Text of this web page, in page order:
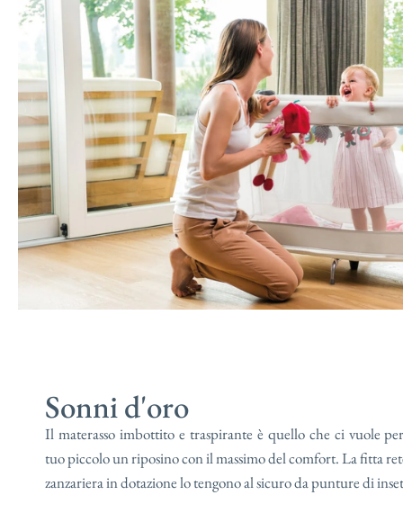
Sonni d'oro
Il materasso imbottito e traspirante è quello che ci vuole
tuo piccolo un riposino con il massimo del comfort. La fitta
zanzariera in dotazione lo tengono al sicuro da punture di